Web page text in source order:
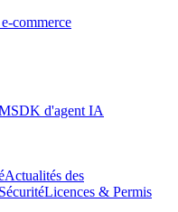
commerce
SDK d'agent IA
Actualités des
SécuritéLicences & Permis